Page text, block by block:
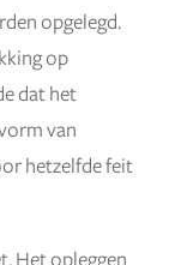
opgelegd.
op
dat het
van
hetzelfde feit
Het opleggen